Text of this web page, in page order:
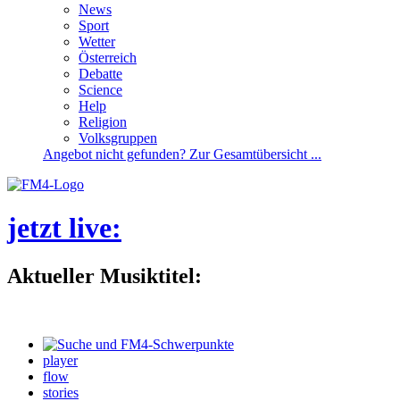
News
Sport
Wetter
Österreich
Debatte
Science
Help
Religion
Volksgruppen
Angebotnichtgefunden?ZurGesamtübersicht...
jetztlive:
AktuellerMusiktitel:
player
flow
stories